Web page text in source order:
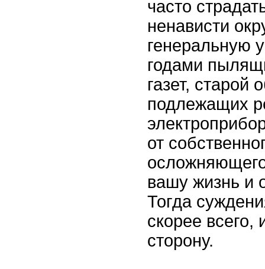
часто
ненависти
генеральную
годами
газет, старой
подлежащих
от
вашу жизнь и
Тогда
скорее
сторону.